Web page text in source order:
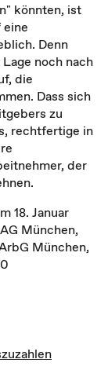
könnten, ist
eine
Denn
noch nach
die
Dass sich
zu
rechtfertige in
der
18. Januar
München,
München,